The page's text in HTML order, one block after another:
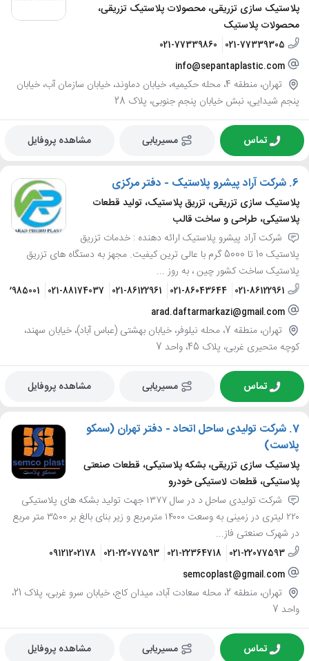
پلاستیک سازی تزریقی، محصولات پلاستیک تزریقی،
محصولات پلاستیک
021-77339305
021-77339860
info@sepantaplastic.com
تهران، منطقه 4، محله حکیمیه، خیابان دماوند، خیابان سازمان آب، خیابان
پنجم شیدایی، نبش خیابان پنجم جنوبی، پلاک 28
تماس مسیریابی مشاهده پروفایل
6. شرکت آراد پیشرو پلاستیک - دفتر مرکزی
پلاستیک سازی تزریقی، تزریق پلاستیک، تولید قطعات
پلاستیکی، طراحی و ساخت قالب
شرکت آراد پیشرو پلاستیک ارائه دهنده : خدمات تزریق
پلاستیک 10 تا 5000 گرم با عالی ترین کیفیت. مجهز به دستگاه های تزریق
پلاستیک ساخت کشور چین ، به روز ...
021-86122961
021-86043644
021-86122961
021-88174037
arad.daftarmarkazi@gmail.com
تهران، منطقه 7، محله نیلوفر، خیابان بهشتی (عباس آباد)، خیابان سهند،
کوچه متحیری غربی، پلاک 45، واحد 7
تماس مسیریابی مشاهده پروفایل
7. شرکت تولیدی ساحل اتحاد - دفتر تهران (سمکو
پلاست)
پلاستیک سازی تزریقی، بشکه پلاستیکی، قطعات صنعتی
پلاستیکی، قطعات لاستیکی خودرو
شرکت تولیدی ساحل د در سال ۱۳۷۷ جهت تولید بشکه های پلاستیکی
۲۲۰ لیتری در زمینی به وسعت ۱۴۰۰۰ مترمربع و زیر بنای بالغ بر ۳۵۰۰ متر مربع
در شهرک صنعتی فاز...
021-22077593
021-22364718
021-22077593
09121202178
semcoplast@gmail.com
تهران، منطقه 2، محله سعادت آباد، میدان کاج، خیابان سرو غربی، پلاک 21،
واحد 7
تماس مسیریابی مشاهده پروفایل